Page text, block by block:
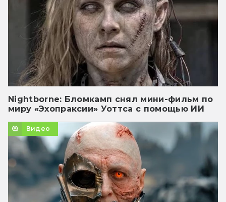
Nightborne: Бломкамп снял мини-фильм по
миру «Эхопраксии» Уоттса с помощью ИИ
Видео